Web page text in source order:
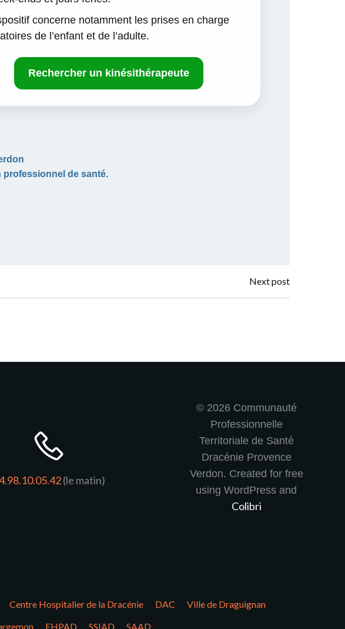
concerne notamment les prises en charge
de l’enfant et de l’adulte.
Rechercher un kinésithérapeute
professionnel de santé.
Next post
(le matin)
© 2026 Communauté
Professionnelle
Territoriale de Santé
Dracénie Provence
Verdon. Created for free
using WordPress and
Colibri
Centre Hospitalier de la Dracénie DAC
Ville de Draguignan
EHPAD SSIAD SAAD